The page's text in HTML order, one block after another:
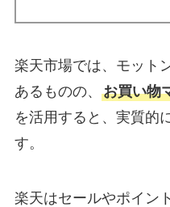
楽天市場では、モット
あるものの、 お買い物
を活用すると、実質的
す。
楽天はセールやポイン